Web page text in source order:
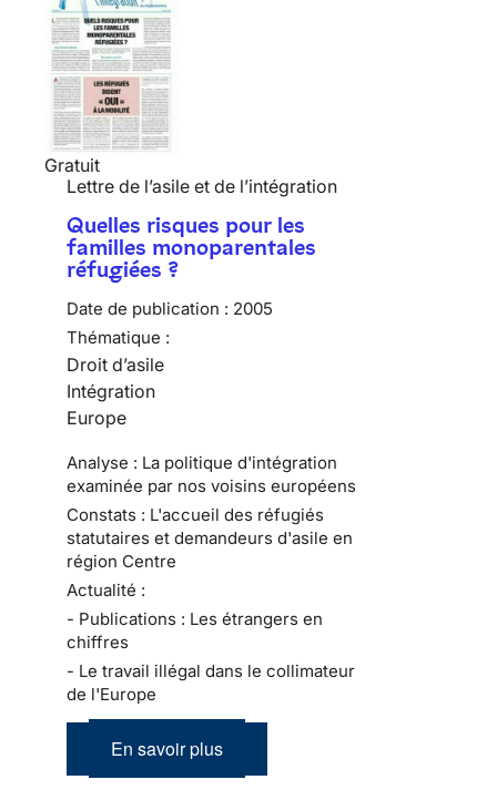
Gratuit
Lettre de l’asile et de l’intégration
Quelles risques pour les
familles monoparentales
réfugiées ?
Date de publication : 2005
Thématique :
Droit d’asile
Intégration
Europe
Analyse : La politique d'intégration
examinée par nos voisins européens
Constats : L'accueil des réfugiés
statutaires et demandeurs d'asile en
région Centre
Actualité :
- Publications : Les étrangers en
chiffres
- Le travail illégal dans le collimateur
de l'Europe
En savoir plus